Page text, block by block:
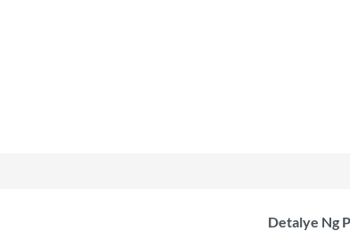
Detalye Ng